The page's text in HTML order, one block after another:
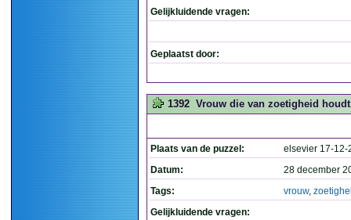
Gelijkluidende vragen:
Geplaatst door:
1392 Vrouw die van zoetigheid houdt
Plaats van de puzzel:
elsevier 17-12-
Datum:
28 december
Tags:
vrouw,
Gelijkluidende vragen: